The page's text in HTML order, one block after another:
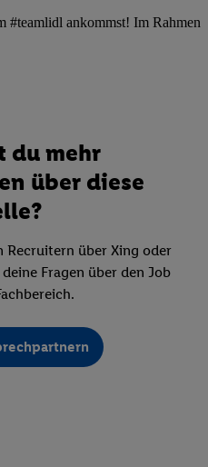
#teamlidl ankommst! Im Rahmen
du mehr
über diese
Recruitern über Xing oder
Fragen über den Job